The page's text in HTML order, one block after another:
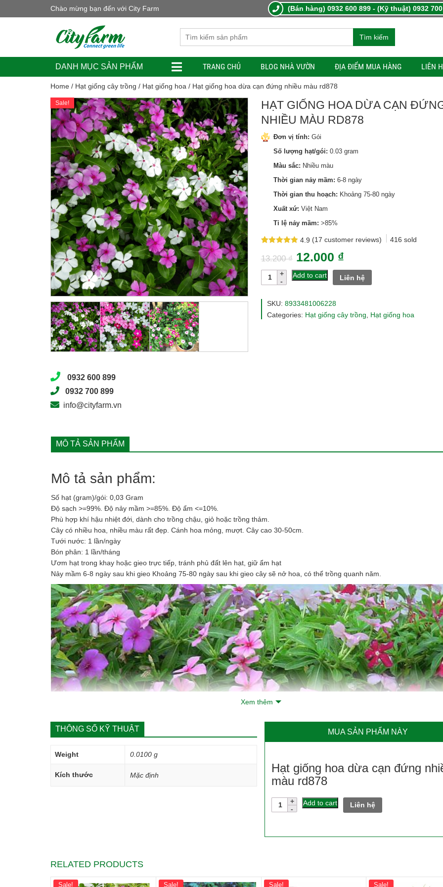
Chào mừng bạn đến với City Farm (Bán hàng) 0932 600 899 - (Kỹ thuật) 0932
Tìm kiếm
DANH MỤC SẢN PHẨM TRANG CHỦ BLOG NHÀ VƯỜN ĐỊA ĐIỂM MUA HÀNG LIÊN
Home / Hạt giống cây trồng / Hạt giống hoa / Hạt giống hoa dừa cạn đứng nhiều màu rd878
Sale!
0932 600 899
0932 700 899
info@cityfarm.vn
HẠT GIỐNG HOA DỪA CẠN
NHIỀU MÀU RD878
Đơn vị tính: Gói
Số lượng hạt/gói: 0.03 gram
Màu sắc: Nhiều màu
Thời gian nảy mầm: 6-8 ngày
Thời gian thu hoạch: Khoảng 75-80 ngày
Xuất xứ: Việt Nam
Tỉ lệ nảy mầm: >85%
4.9
out of 5
customer
ratings
(17 customer reviews) 416 sold
13.200₫ 12.000 ₫
Hạt
dừa
đứng
Add to cart Liên hệ
SKU: 8933481006228
Categories: Hạt giống cây trồng, Hạt giống hoa
MÔ TẢ SẢN PHẨM
Mô tả sản phẩm:
Số hạt (gram)/gói: 0,03 Gram
Độ sạch >=99%. Độ nảy mầm >=85%. Độ ẩm <=10%.
Phù hợp khí hậu nhiệt đới, dành cho trồng chậu, giỏ hoặc trồng thảm.
Cây có nhiều hoa, nhiều màu rất đẹp. Cánh hoa mỏng, mượt. Cây cao 30-50cm.
Tưới nước: 1 lần/ngày
Bón phân: 1 lần/tháng
Ươm hạt trong khay hoặc gieo trực tiếp, tránh phủ đất lên hạt, giữ ẩm hạt
Nảy mầm 6-8 ngày sau khi gieo Khoảng 75-80 ngày sau khi gieo cây sẽ nở hoa, có thể trồng quanh năm.
Cách trồng hoa dừa cạn:
Xem thêm
THÔNG SỐ KỸ THUẬT
Weight 0.0100 g
Kích thước Mặc định
MUA SẢN PHẨM NÀY
Hạt giống hoa dừa cạn đứng
màu rd878
Hạt
giống
cạn
quantity
Add to cart Liên hệ
RELATED PRODUCTS
Sale! Sale! Sale! Sale!